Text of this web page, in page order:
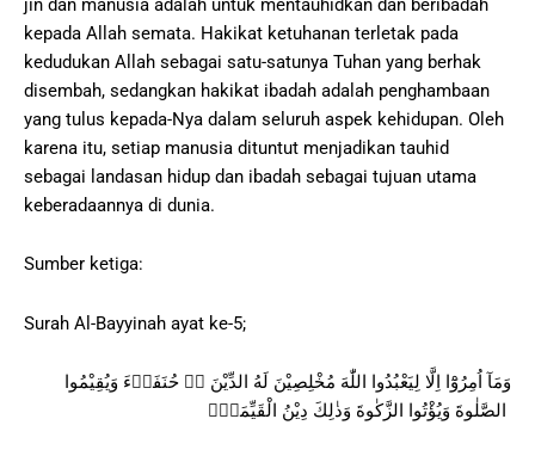
jin dan manusia adalah untuk mentauhidkan dan beribadah
kepada Allah semata. Hakikat ketuhanan terletak pada
kedudukan Allah sebagai satu-satunya Tuhan yang berhak
disembah, sedangkan hakikat ibadah adalah penghambaan
yang tulus kepada-Nya dalam seluruh aspek kehidupan. Oleh
karena itu, setiap manusia dituntut menjadikan tauhid
sebagai landasan hidup dan ibadah sebagai tujuan utama
keberadaannya di dunia.
Sumber ketiga:
Surah Al-Bayyinah ayat ke-5;
وَمَآ اُمِرُوْٓا اِلَّا لِيَعْبُدُوا اللّٰهَ مُخْلِصِيْنَ لَهُ الدِّيْنَ ەۙ حُنَفَاۤءَ وَيُقِيْمُوا